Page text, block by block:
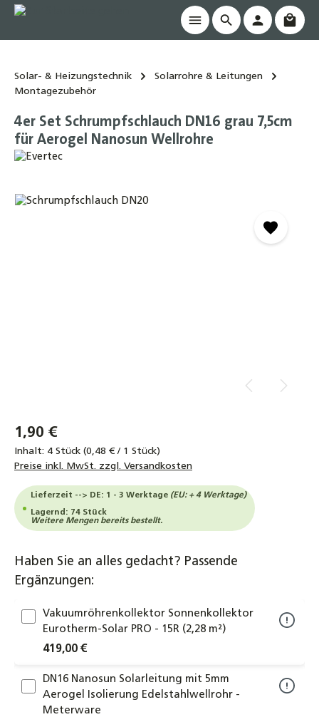
springen
Solar- & Heizungstechnik
Solarrohre & Leitungen
Montagezubehör
4er Set Schrumpfschlauch DN16 grau 7,5cm
für Aerogel Nanosun Wellrohre
Bildergalerie überspringen
1,90 €
Inhalt: 4 Stück (0,48 € / 1 Stück)
Preise inkl. MwSt. zzgl. Versandkosten
Lieferzeit --> DE: 1 - 3 Werktage (EU: + 4 Werktage)
Lagernd: 74 Stück
Weitere Mengen bereits bestellt.
Haben Sie an alles gedacht? Passende
Ergänzungen:
Vakuumröhrenkollektor Sonnenkollektor
Eurotherm-Solar PRO - 15R (2,28 m²)
419,00 €
DN16 Nanosun Solarleitung mit 5mm
Aerogel Isolierung Edelstahlwellrohr -
Meterware